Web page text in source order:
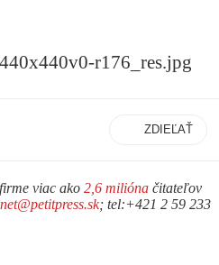
ZDIEĽAŤ
viac ako 2,6 milióna čitateľov
; tel:+421 2 59 233